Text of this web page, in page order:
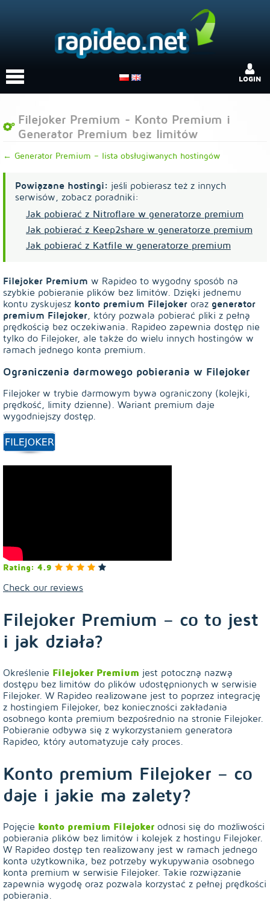
LOGIN
Filejoker Premium - Konto Premium i
Generator Premium bez limitów
← Generator Premium – lista obsługiwanych hostingów
Powiązane hostingi: jeśli pobierasz też z innych
serwisów, zobacz poradniki:
Jak pobierać z Nitroflare w generatorze premium
Jak pobierać z Keep2share w generatorze premium
Jak pobierać z Katfile w generatorze premium
Filejoker Premium w Rapideo to wygodny sposób na
szybkie pobieranie plików bez limitów. Dzięki jednemu
kontu zyskujesz konto premium Filejoker oraz generator
premium Filejoker, który pozwala pobierać pliki z pełną
prędkością bez oczekiwania. Rapideo zapewnia dostęp nie
tylko do Filejoker, ale także do wielu innych hostingów w
ramach jednego konta premium.
Ograniczenia darmowego pobierania w Filejoker
Filejoker w trybie darmowym bywa ograniczony (kolejki,
prędkość, limity dzienne). Wariant premium daje
wygodniejszy dostęp.
Rating: 4.9
Check our reviews
Filejoker Premium – co to jest
i jak działa?
Określenie Filejoker Premium jest potoczną nazwą
dostępu bez limitów do plików udostępnionych w serwisie
Filejoker. W Rapideo realizowane jest to poprzez integrację
z hostingiem Filejoker, bez konieczności zakładania
osobnego konta premium bezpośrednio na stronie Filejoker.
Pobieranie odbywa się z wykorzystaniem generatora
Rapideo, który automatyzuje cały proces.
Konto premium Filejoker – co
daje i jakie ma zalety?
Pojęcie konto premium Filejoker odnosi się do możliwości
pobierania plików bez limitów i kolejek z hostingu Filejoker.
W Rapideo dostęp ten realizowany jest w ramach jednego
konta użytkownika, bez potrzeby wykupywania osobnego
konta premium w serwisie Filejoker. Takie rozwiązanie
zapewnia wygodę oraz pozwala korzystać z pełnej prędkości
pobierania.